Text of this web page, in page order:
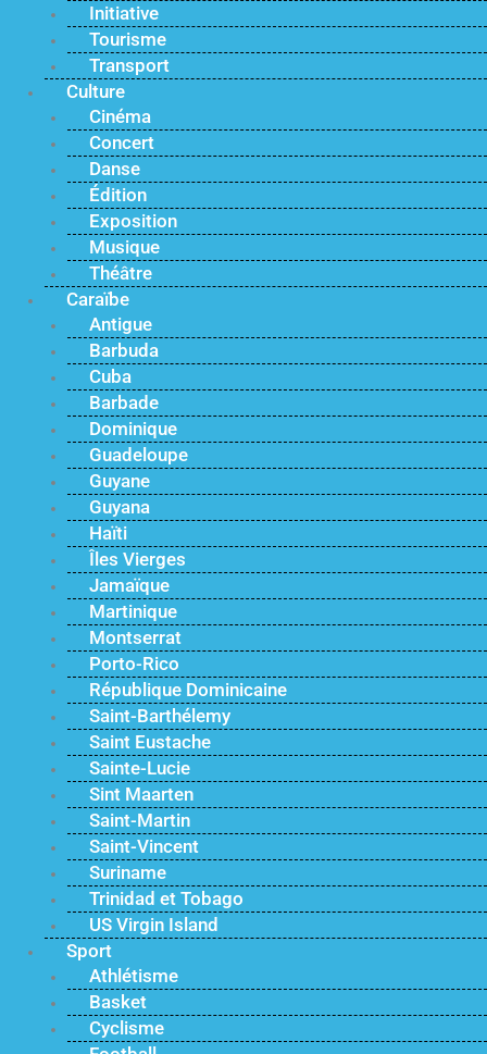
Initiative
Tourisme
Transport
Culture
Cinéma
Concert
Danse
Édition
Exposition
Musique
Théâtre
Caraïbe
Antigue
Barbuda
Cuba
Barbade
Dominique
Guadeloupe
Guyane
Guyana
Haïti
Îles Vierges
Jamaïque
Martinique
Montserrat
Porto-Rico
République Dominicaine
Saint-Barthélemy
Saint Eustache
Sainte-Lucie
Sint Maarten
Saint-Martin
Saint-Vincent
Suriname
Trinidad et Tobago
US Virgin Island
Sport
Athlétisme
Basket
Cyclisme